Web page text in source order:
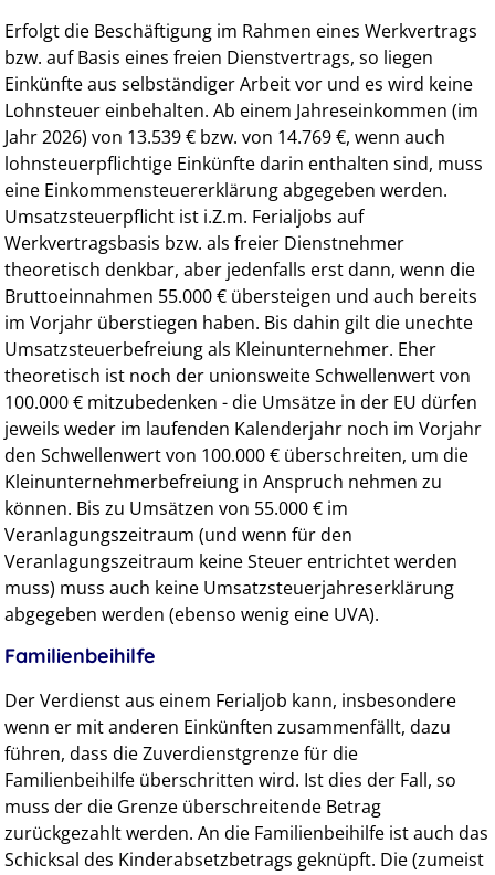
Erfolgt die Beschäftigung im Rahmen eines Werkvertrags
bzw. auf Basis eines freien Dienstvertrags, so liegen
Einkünfte aus selbständiger Arbeit vor und es wird keine
Lohnsteuer einbehalten. Ab einem Jahreseinkommen (im
Jahr 2026) von 13.539 € bzw. von 14.769 €, wenn auch
lohnsteuerpflichtige Einkünfte darin enthalten sind, muss
eine Einkommensteuererklärung abgegeben werden.
Umsatzsteuerpflicht ist i.Z.m. Ferialjobs auf
Werkvertragsbasis bzw. als freier Dienstnehmer
theoretisch denkbar, aber jedenfalls erst dann, wenn die
Bruttoeinnahmen 55.000 € übersteigen und auch bereits
im Vorjahr überstiegen haben. Bis dahin gilt die unechte
Umsatzsteuerbefreiung als Kleinunternehmer. Eher
theoretisch ist noch der unionsweite Schwellenwert von
100.000 € mitzubedenken - die Umsätze in der EU dürfen
jeweils weder im laufenden Kalenderjahr noch im Vorjahr
den Schwellenwert von 100.000 € überschreiten, um die
Kleinunternehmerbefreiung in Anspruch nehmen zu
können. Bis zu Umsätzen von 55.000 € im
Veranlagungszeitraum (und wenn für den
Veranlagungszeitraum keine Steuer entrichtet werden
muss) muss auch keine Umsatzsteuerjahreserklärung
abgegeben werden (ebenso wenig eine UVA).
Familienbeihilfe
Der Verdienst aus einem Ferialjob kann, insbesondere
wenn er mit anderen Einkünften zusammenfällt, dazu
führen, dass die Zuverdienstgrenze für die
Familienbeihilfe überschritten wird. Ist dies der Fall, so
muss der die Grenze überschreitende Betrag
zurückgezahlt werden. An die Familienbeihilfe ist auch das
Schicksal des Kinderabsetzbetrags geknüpft. Die (zumeist